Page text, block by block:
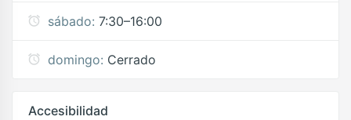
sábado: 7:30–16:00
domingo: Cerrado
Accesibilidad